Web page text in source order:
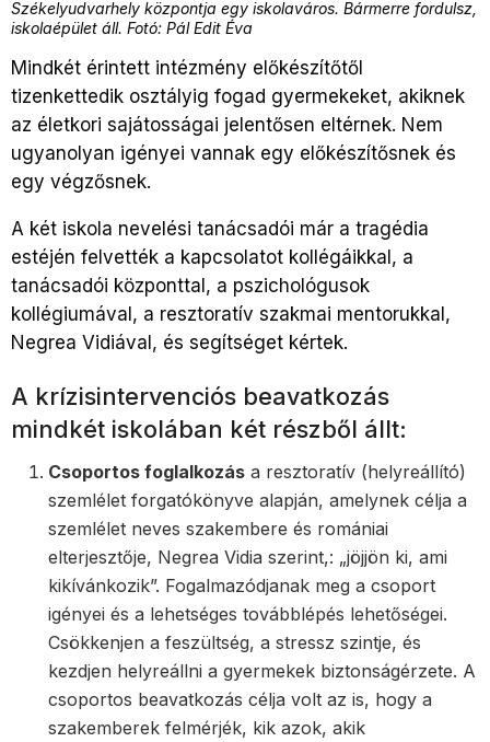
Székelyudvarhely központja egy iskolaváros. Bármerre fordulsz,
iskolaépület áll. Fotó: Pál Edit Éva
Mindkét érintett intézmény előkészítőtől
tizenkettedik osztályig fogad gyermekeket, akiknek
az életkori sajátosságai jelentősen eltérnek. Nem
ugyanolyan igényei vannak egy előkészítősnek és
egy végzősnek.
A két iskola nevelési tanácsadói már a tragédia
estéjén felvették a kapcsolatot kollégáikkal, a
tanácsadói központtal, a pszichológusok
kollégiumával, a resztoratív szakmai mentorukkal,
Negrea Vidiával, és segítséget kértek.
A krízisintervenciós beavatkozás
mindkét iskolában két részből állt:
Csoportos foglalkozás a resztoratív (helyreállító)
szemlélet forgatókönyve alapján, amelynek célja a
szemlélet neves szakembere és romániai
elterjesztője, Negrea Vidia szerint,: „jöjjön ki, ami
kikívánkozik”. Fogalmazódjanak meg a csoport
igényei és a lehetséges továbblépés lehetőségei.
Csökkenjen a feszültség, a stressz szintje, és
kezdjen helyreállni a gyermekek biztonságérzete. A
csoportos beavatkozás célja volt az is, hogy a
szakemberek felmérjék, kik azok, akik